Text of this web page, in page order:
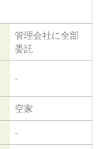
管理会社に全部
委託
-
空家
-